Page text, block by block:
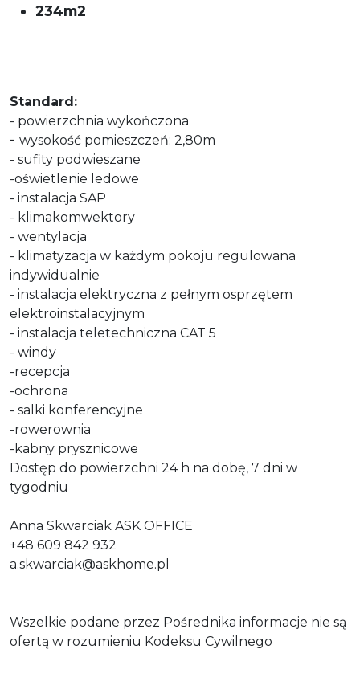
234m2
Standard:
- powierzchnia wykończona
- wysokość pomieszczeń: 2,80m
- sufity podwieszane
-oświetlenie ledowe
- instalacja SAP
- klimakomwektory
- wentylacja
- klimatyzacja w każdym pokoju regulowana
indywidualnie
- instalacja elektryczna z pełnym osprzętem
elektroinstalacyjnym
- instalacja teletechniczna CAT 5
- windy
-recepcja
-ochrona
- salki konferencyjne
-rowerownia
-kabny prysznicowe
Dostęp do powierzchni 24 h na dobę, 7 dni w
tygodniu
Anna Skwarciak ASK OFFICE
+48 609 842 932
a.skwarciak@askhome.pl
Wszelkie podane przez Pośrednika informacje nie są
ofertą w rozumieniu Kodeksu Cywilnego